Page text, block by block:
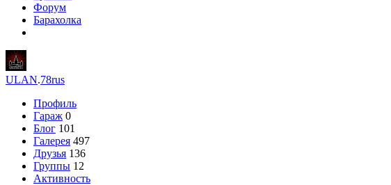
Форум
Барахолка
ULAN.78rus
Профиль
Гараж 0
Блог 101
Галерея 497
Друзья 136
Группы 12
Активность